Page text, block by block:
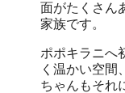
面がたくさん
家族です。
ポポキラニへ
く温かい空間
ちゃんもそれ